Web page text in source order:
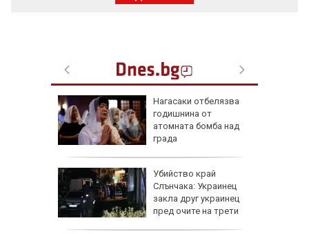
Нагасаки отбелязва
годишнина от
атомната бомба над
града
Убийство край
Слънчака: Украинец
закла друг украинец
пред очите на трети